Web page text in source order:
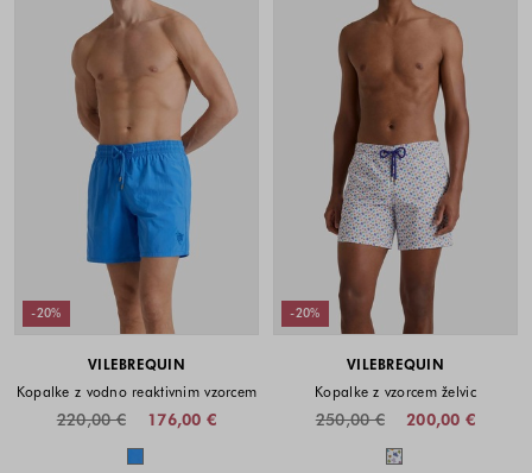
-20%
VILEBREQUIN
Kopalke z vodno reaktivnim vzorcem
176,00 €
220,00 €
Barve na voljo
-20%
VILEBREQUIN
Kopalke z vzorcem želvic
200,00 €
250,00 €
Barve na voljo